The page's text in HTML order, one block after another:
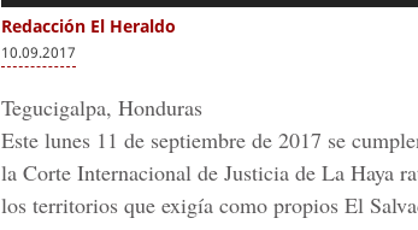
Redacción El Heraldo
10.09.2017
Tegucigalpa, Honduras
Este lunes 11 de septiembre de 2017 se
la Corte Internacional de Justicia de La Haya
los territorios que exigía como propios El